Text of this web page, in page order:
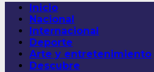
Menú
principal
Inicio
Nacional
Internacional
Deporte
Arte y entretenimiento
Descubre